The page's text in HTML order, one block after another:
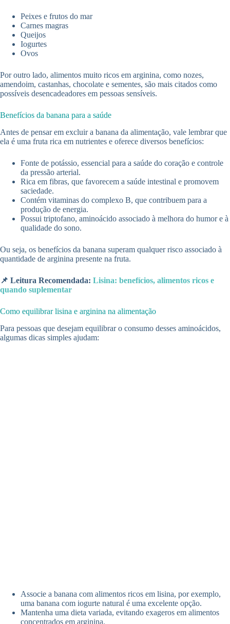
Peixes e frutos do mar
Carnes magras
Queijos
Iogurtes
Ovos
Por outro lado, alimentos muito ricos em arginina, como nozes,
amendoim, castanhas, chocolate e sementes, são mais citados como
possíveis desencadeadores em pessoas sensíveis.
Benefícios da banana para a saúde
Antes de pensar em excluir a banana da alimentação, vale lembrar que
ela é uma fruta rica em nutrientes e oferece diversos benefícios:
Fonte de potássio, essencial para a saúde do coração e controle
da pressão arterial.
Rica em fibras, que favorecem a saúde intestinal e promovem
saciedade.
Contém vitaminas do complexo B, que contribuem para a
produção de energia.
Possui triptofano, aminoácido associado à melhora do humor e à
qualidade do sono.
Ou seja, os benefícios da banana superam qualquer risco associado à
quantidade de arginina presente na fruta.
📌 Leitura Recomendada: Lisina: benefícios, alimentos ricos e
quando suplementar
Como equilibrar lisina e arginina na alimentação
Para pessoas que desejam equilibrar o consumo desses aminoácidos,
algumas dicas simples ajudam:
Associe a banana com alimentos ricos em lisina, por exemplo,
uma banana com iogurte natural é uma excelente opção.
Mantenha uma dieta variada, evitando exageros em alimentos
concentrados em arginina.